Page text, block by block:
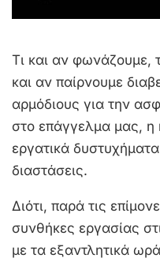
Τι και αν φωνάζουμε,
και αν παίρνουμε
αρμόδιους για την
στο επάγγελμα μας, η
εργατικά
διαστάσεις.
Διότι, παρά τις
συνθήκες εργασίας
με τα εξαντλητικά